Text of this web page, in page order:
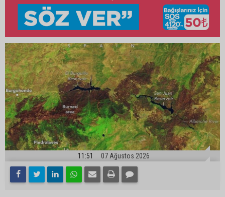
11:51 07 Ağustos 2026